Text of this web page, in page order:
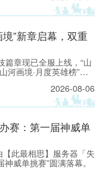
的共同记忆，精准戳中
。
”新章启幕，双重
篇章现已全服上线，“山
河画境·月度英雄榜”两
等高价值道具，还能解
界通廊摊位招牌装饰、
限定奖励。
2026-08-06
赛：第一届神威单
此最相思】服务器「失
威单挑赛”圆满落幕。